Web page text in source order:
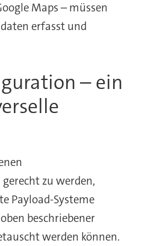
Maps – müssen
erfasst und
– ein
zu werden,
Payload-Systeme
beschriebener
werden können.